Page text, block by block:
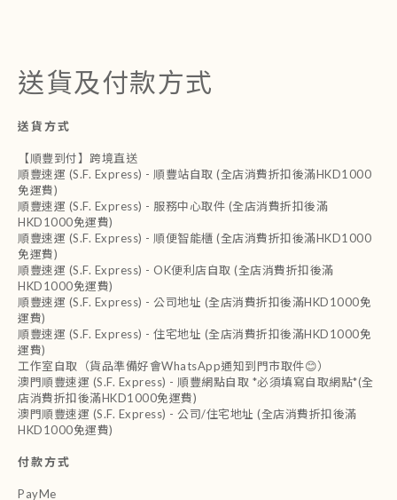
送貨及付款方式
送貨方式
【順豐到付】跨境直送
順豐速運 (S.F. Express) - 順豐站自取 (全店消費折扣後滿HKD1000
免運費)
順豐速運 (S.F. Express) - 服務中心取件 (全店消費折扣後滿
HKD1000免運費)
順豐速運 (S.F. Express) - 順便智能櫃 (全店消費折扣後滿HKD1000
免運費)
順豐速運 (S.F. Express) - OK便利店自取 (全店消費折扣後滿
HKD1000免運費)
順豐速運 (S.F. Express) - 公司地址 (全店消費折扣後滿HKD1000免
運費)
順豐速運 (S.F. Express) - 住宅地址 (全店消費折扣後滿HKD1000免
運費)
工作室自取（貨品準備好會WhatsApp通知到門市取件😊）
澳門順豐速運 (S.F. Express) - 順豐網點自取 *必須填寫自取網點*(全
店消費折扣後滿HKD1000免運費)
澳門順豐速運 (S.F. Express) - 公司/住宅地址 (全店消費折扣後滿
HKD1000免運費)
付款方式
PayMe